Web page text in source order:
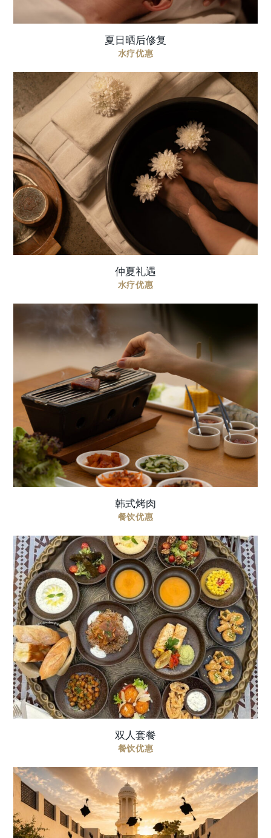
夏日晒后修复
水疗优惠
一场精心编排的放松之旅，以足部仪式开启，随后
您可选择身体磨砂或鱼子酱油舒缓面部按摩，最后
以恢复活力的巴厘式按摩收尾 价格包含: 90 分钟 |
AED 550 包含足部仪式，以及以 ...
仲夏礼遇
水疗优惠
韩日融合炭烤双人餐 甄选优质生鲜肉品，于桌边亲
自炭烤，搭配例汤及日式米饭，打造互动感十足的
韩日融合料理体验。 双人套餐：365 AED 套餐包
含： 优质生鲜肉类拼盘，于桌边自行烤制 ...
韩式烤肉
餐饮优惠
寰宇风味分享式双人餐 尽享汇聚国际风味的分享式
用餐体验。精选冷热开胃拼盘、任选两道主菜，最
后以多款东方甜点收尾。家庭聚餐、朋友小聚或特
别庆祝皆宜 双人共享套餐：240 AED 套餐 ...
双人套餐
餐饮优惠
每一次成就，都值得一场难忘的庆祝。在亲朋好友